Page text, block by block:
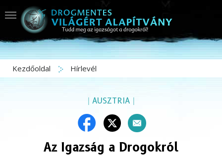
Kezdőoldal Hírlevél
| AUSZTRIA |
Az Igazság a Drogokról